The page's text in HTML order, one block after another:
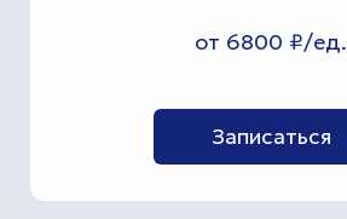
от 6800 ₽/ед.
Записаться